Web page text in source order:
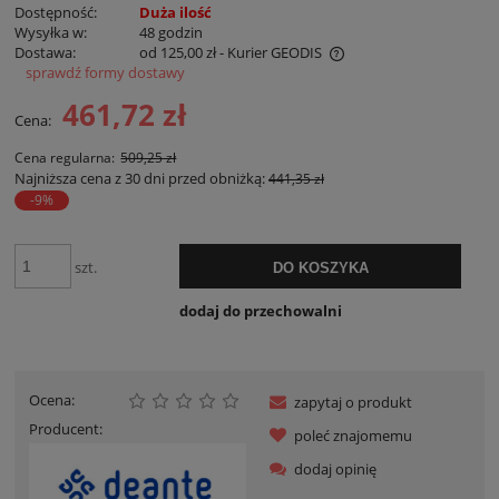
Dostępność:
Duża ilość
Wysyłka w:
48 godzin
Dostawa:
od 125,00 zł- Kurier GEODIS
Cena nie zawiera ewentualnych kosztów płatności
sprawdź formy dostawy
Cena: 461,72 zł
Cena regularna: 509,25 zł
Najniższa cena z 30 dni przed obniżką:441,35 zł
-9%
szt. DO KOSZYKA
dodaj do przechowalni
Ocena:
Producent:
zapytaj o produkt
poleć znajomemu
dodaj opinię